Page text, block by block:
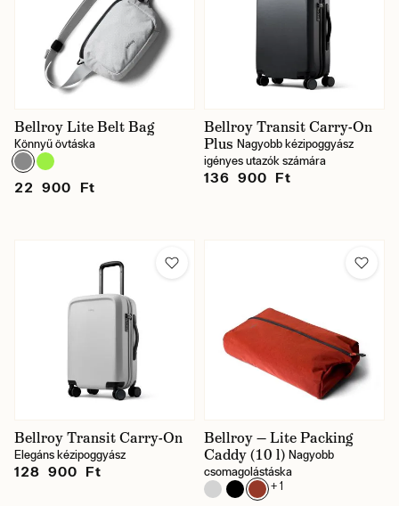
Táska típusa
Bellroy Lite Belt Bag
Könnyű övtáska
22 900 Ft
Bellroy Transit Carry-On
Plus Nagyobb kézipoggyász
igényes utazók számára
136 900 Ft
Bellroy Transit Carry-On
Elegáns kézipoggyász
128 900 Ft
Bellroy — Lite Packing
Caddy (10 l) Nagyobb
csomagolástáska
+ 1